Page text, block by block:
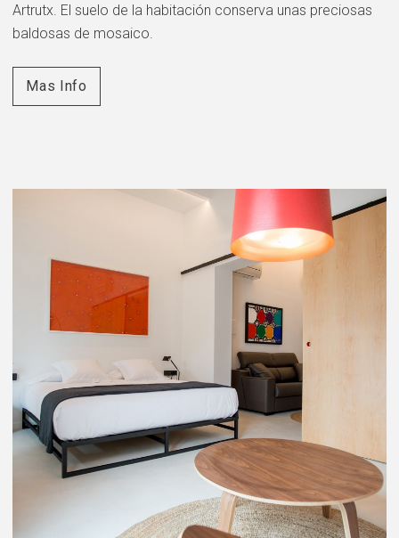
Artrutx. El suelo de la habitación conserva unas preciosas
baldosas de mosaico.
Mas Info